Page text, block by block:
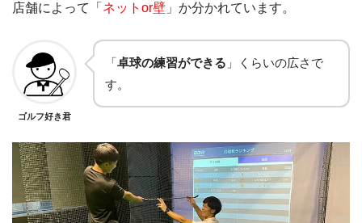
店舗によって「 ネットor壁 」か分かれています。
ゴルフ好き君
「卓球の練習ができる 」くらいの広さで
す。